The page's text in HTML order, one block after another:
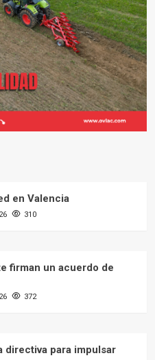
en Valencia
310
firman un acuerdo de
372
directiva para impulsar